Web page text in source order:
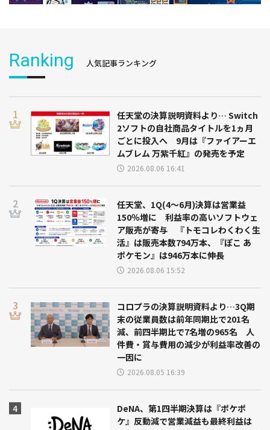
Ranking 人気記事ランキング
任天堂の決算説明資料より… Switch
2ソフトの自社商品タイトルを1ヵ月
ごとに投入へ 9月は『ファイアーエ
ムブレム 万紫千紅』の発売を予定
2026.08.06 16:41
任天堂、1Q(4～6月)決算は営業益
150％増に 利益率の高いソフトウェ
ア販売が寄与 『トモコレわくわく生
活』は販売本数794万本、『ぽこ あ
ポケモン』は946万本に伸長
2026.08.06 15:52
コロプラの決算説明資料より…3Q期
末の従業員数は前年同期比で201名
減、前四半期比で7名増の965名 人
件費・賞与費用の減少が利益率改善の
一因に
2026.08.05 16:39
DeNA、第1四半期決算は『ポケポ
ケ』反動減で営業減益も最終利益は